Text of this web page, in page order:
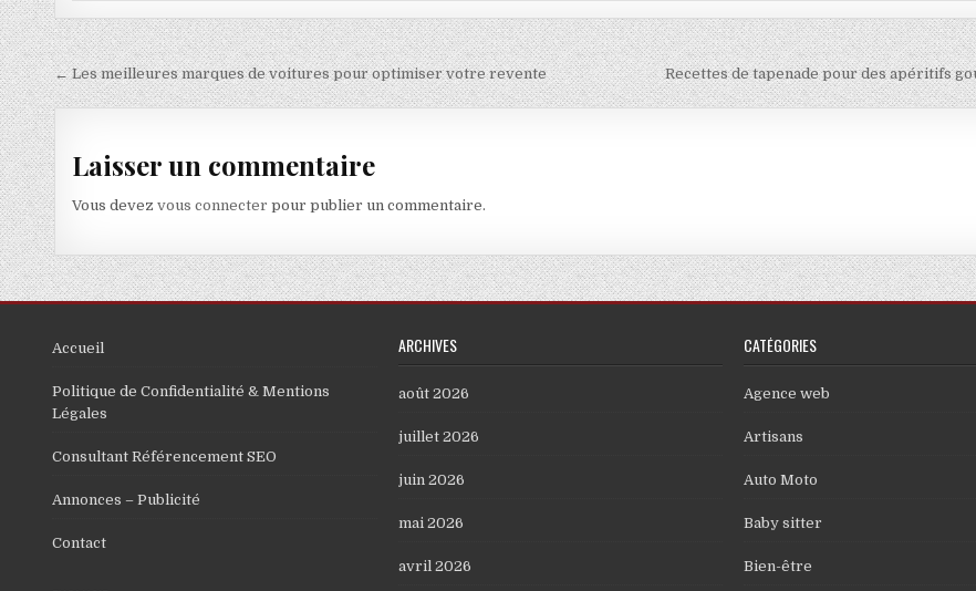
Navigation de l’article
← Les meilleures marques de voitures pour optimiser votre revente Recettes de tapenade pour des apéritifs
Laisser un commentaire
Vous devezvous connecter pour publier un commentaire.
Accueil
Politique de Confidentialité & Mentions
Légales
Consultant Référencement SEO
Annonces – Publicité
Contact
ARCHIVES
août 2026
juillet 2026
juin 2026
mai 2026
avril 2026
CATÉGORIES
Agence web
Artisans
Auto Moto
Baby sitter
Bien-être